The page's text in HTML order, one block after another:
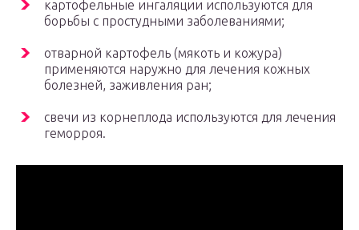
картофельные ингаляции используются для
борьбы с простудными заболеваниями;
отварной картофель (мякоть и кожура)
применяются наружно для лечения кожных
болезней, заживления ран;
свечи из корнеплода используются для лечения
геморроя.